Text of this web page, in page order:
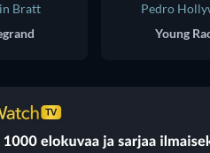
Bratt
Pedro
Young